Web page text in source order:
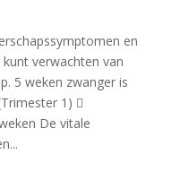
en
verwachten van
5 weken zwanger is
1) 
De vitale